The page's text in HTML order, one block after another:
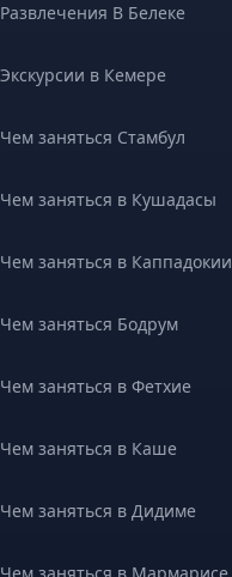
Развлечения В Белеке
Экскурсии в Кемере
Чем заняться Стамбул
Чем заняться в Кушадасы
Чем заняться в Каппадокии
Чем заняться Бодрум
Чем заняться в Фетхие
Чем заняться в Каше
Чем заняться в Дидиме
Чем заняться в Мармарисе